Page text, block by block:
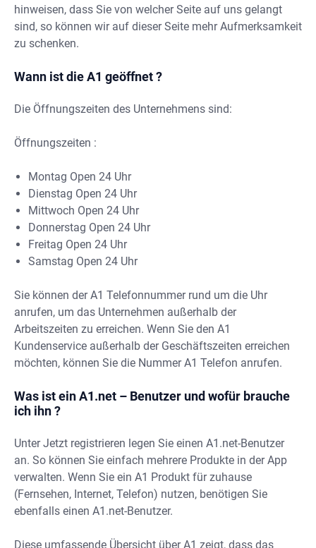
hinweisen, dass Sie von welcher Seite auf uns gelangt
sind, so können wir auf dieser Seite mehr Aufmerksamkeit
zu schenken.
Wann ist die A1 geöffnet ?
Die Öffnungszeiten des Unternehmens sind:
Öffnungszeiten :
Montag Open 24 Uhr
Dienstag Open 24 Uhr
Mittwoch Open 24 Uhr
Donnerstag Open 24 Uhr
Freitag Open 24 Uhr
Samstag Open 24 Uhr
Sie können der A1 Telefonnummer rund um die Uhr
anrufen, um das Unternehmen außerhalb der
Arbeitszeiten zu erreichen. Wenn Sie den A1
Kundenservice außerhalb der Geschäftszeiten erreichen
möchten, können Sie die Nummer A1 Telefon anrufen.
Was ist ein A1.net – Benutzer und wofür brauche
ich ihn ?
Unter Jetzt registrieren legen Sie einen A1.net-Benutzer
an. So können Sie einfach mehrere Produkte in der App
verwalten. Wenn Sie ein A1 Produkt für zuhause
(Fernsehen, Internet, Telefon) nutzen, benötigen Sie
ebenfalls einen A1.net-Benutzer.
Diese umfassende Übersicht über A1 zeigt, dass das